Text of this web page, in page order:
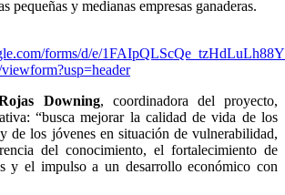
pequeñas y medianas empresas ganaderas.
forms/d/e/
Downing, coordinadora del proyecto,
“busca mejorar la calidad de vida de los
de los jóvenes en situación de vulnerabilidad,
del conocimiento, el fortalecimiento de
y el impulso a un desarrollo económico con